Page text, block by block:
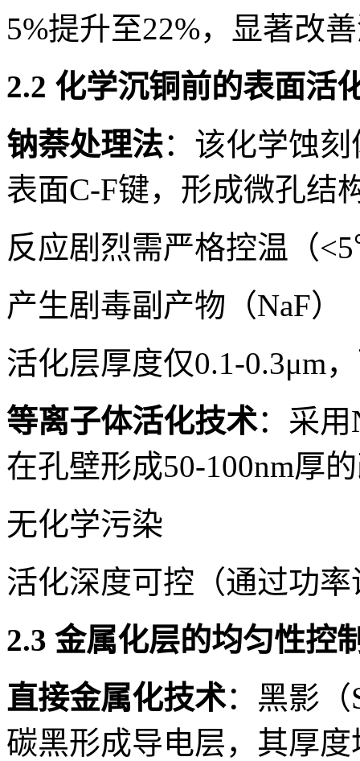
5%提升至22%，显著改
2.2 化学沉铜前的表面活
钠萘处理法：该化学蚀
表面C-F键，形成微孔结
反应剧烈需严格控温（
产生剧毒副产物（NaF）
活化层厚度仅0.1-0.3μm
等离子体活化技术：采用
在孔壁形成50-100nm厚
无化学污染
活化深度可控（通过功率
2.3 金属化层的均匀性控
直接金属化技术：黑影（
碳黑形成导电层，其厚